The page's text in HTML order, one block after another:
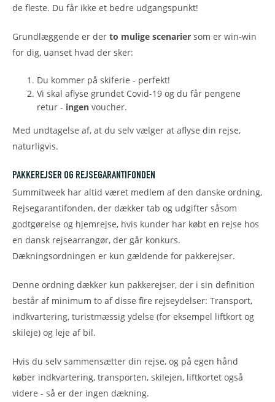
de fleste. Du får ikke et bedre udgangspunkt!
Grundlæggende er der to mulige scenarier som er win-win
for dig, uanset hvad der sker:
Du kommer på skiferie - perfekt!
Vi skal aflyse grundet Covid-19 og du får pengene
retur - ingen voucher.
Med undtagelse af, at du selv vælger at aflyse din rejse,
naturligvis.
PAKKEREJSER OG REJSEGARANTIFONDEN
Summitweek har altid været medlem af den danske ordning,
Rejsegarantifonden, der dækker tab og udgifter såsom
godtgørelse og hjemrejse, hvis kunder har købt en rejse hos
en dansk rejsearrangør, der går konkurs.
Dækningsordningen er kun gældende for pakkerejser.
Denne ordning dækker kun pakkerejser, der i sin definition
består af minimum to af disse fire rejseydelser: Transport,
indkvartering, turistmæssig ydelse (for eksempel liftkort og
skileje) og leje af bil.
Hvis du selv sammensætter din rejse, og på egen hånd
køber indkvartering, transporten, skilejen, liftkortet også
videre - så er der ingen dækning.